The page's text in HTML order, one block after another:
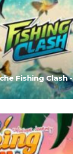
Fishing Clash -